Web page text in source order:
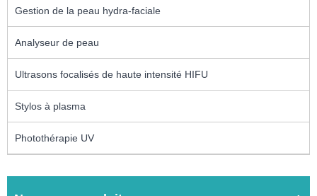
Gestion de la peau hydra-faciale
Analyseur de peau
Ultrasons focalisés de haute intensité HIFU
Stylos à plasma
Photothérapie UV